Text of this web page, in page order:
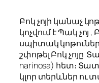
Բոկ չոյի կանաչ
կոչվում է Պակ չոյ ,
սպիտակ
շփոթել Բոկ չոյը
narinosa) հետ։
կլոր տերևներ ու